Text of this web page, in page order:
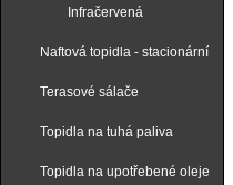
Infračervená
Naftová topidla - stacionární
Terasové sálače
Topidla na tuhá paliva
Topidla na upotřebené oleje